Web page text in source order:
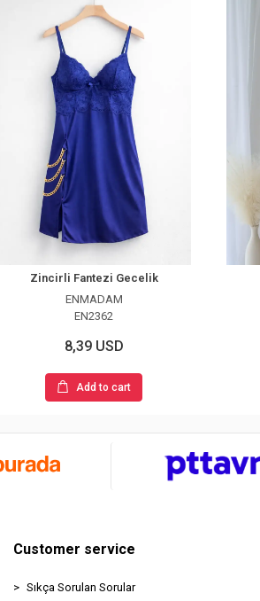
Zincirli Fantezi Gecelik
ENMADAM
EN2362
8,39 USD
Add to cart
Customer service
Sıkça Sorulan Sorular